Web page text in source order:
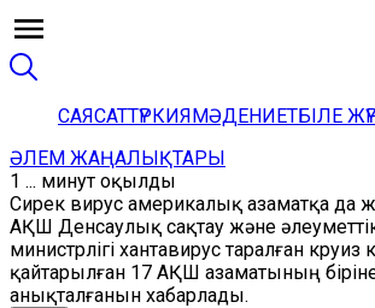
САЯСАТТҮРКИЯМӘДЕНИЕТБІЛЕ
ӘЛЕМ ЖАҢАЛЫҚТАРЫ
1 ... минут оқылды
Сирек вирус америкалық азаматқа да
АҚШ Денсаулық сақтау және
министрлігі хантавирус таралған круиз
қайтарылған 17 АҚШ азаматының
анықталғанын хабарлады.